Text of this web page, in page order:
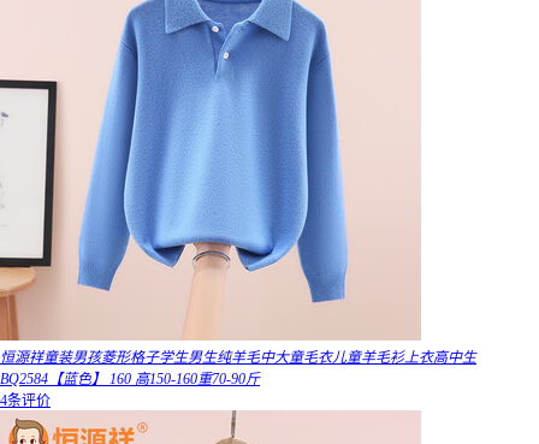
恒源祥童装男孩菱形格子学生男生纯羊毛中大童毛衣儿童羊毛衫上衣高中生
BQ2584【蓝色】 160 高150-160重70-90斤
4条评价